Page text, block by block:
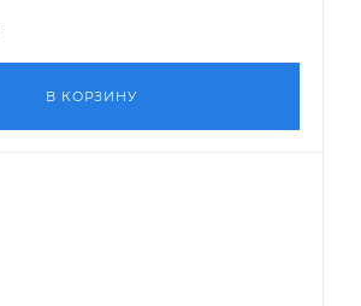
В КОРЗИНУ